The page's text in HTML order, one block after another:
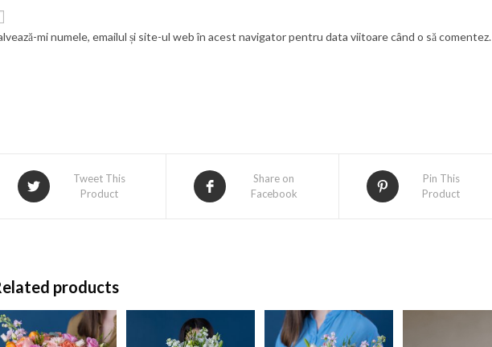
mi numele, emailul și site-ul web în acest navigator pentru data viitoare când o să comentez.
Tweet This
Product
Share on
Facebook
Pin This
Product
products